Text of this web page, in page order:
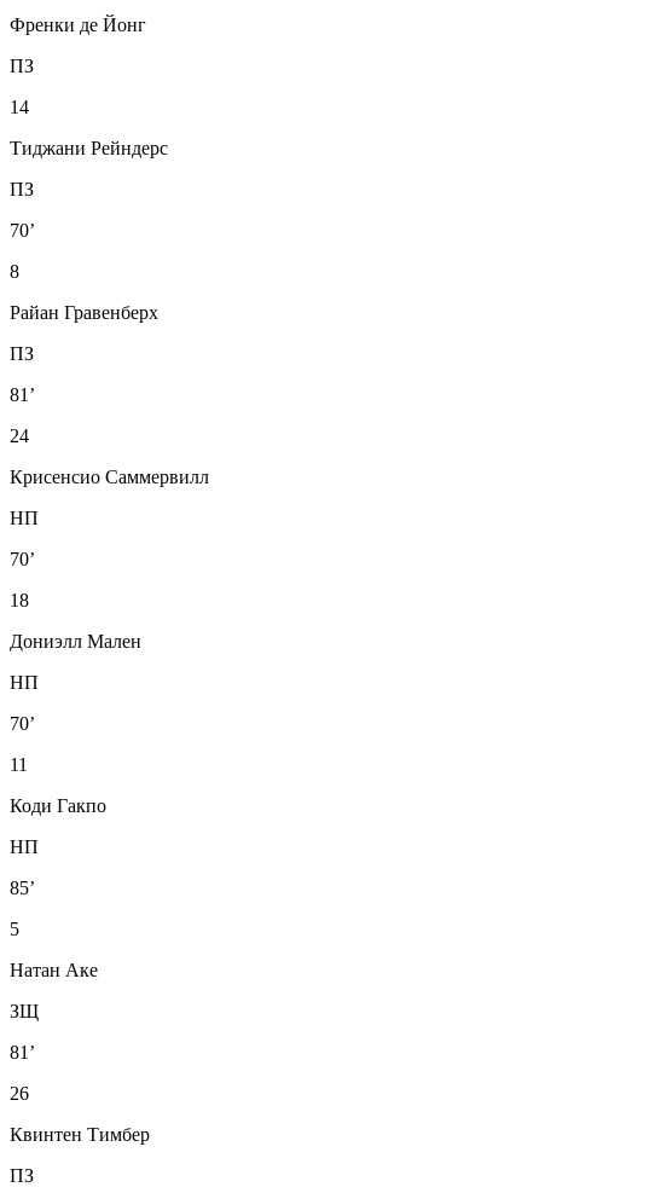
Френки де Йонг
ПЗ
14
Тиджани Рейндерс
ПЗ
70’
8
Райан Гравенберх
ПЗ
81’
24
Крисенсио Саммервилл
НП
70’
18
Дониэлл Мален
НП
70’
11
Коди Гакпо
НП
85’
5
Натан Аке
ЗЩ
81’
26
Квинтен Тимбер
ПЗ